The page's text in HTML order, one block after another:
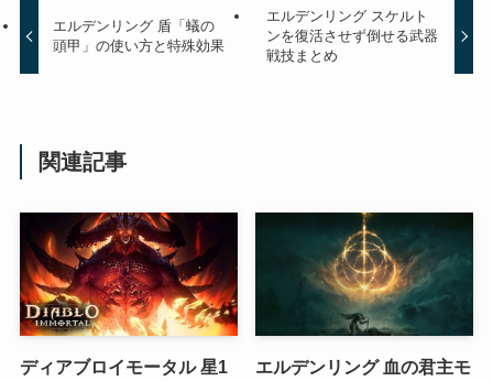
エルデンリング 盾「蟻の
頭甲」の使い方と特殊効果
エルデンリング スケルト
ンを復活させず倒せる武器
戦技まとめ
関連記事
ディアブロイモータル 星1
エルデンリング 血の君主モ